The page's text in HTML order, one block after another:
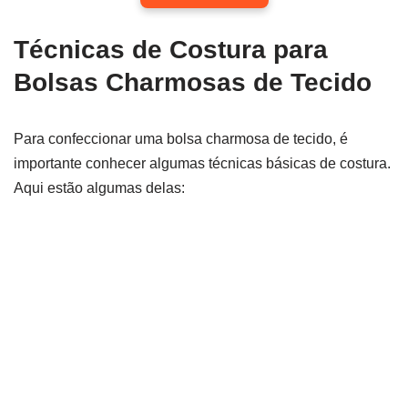
Técnicas de Costura para
Bolsas Charmosas de Tecido
Para confeccionar uma bolsa charmosa de tecido, é
importante conhecer algumas técnicas básicas de costura.
Aqui estão algumas delas: